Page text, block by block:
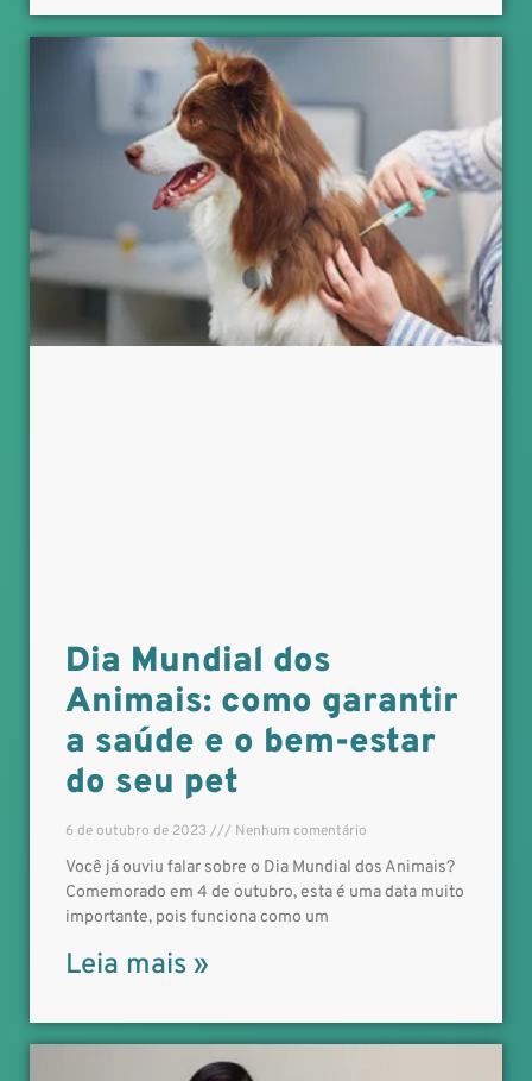
Dia Mundial dos
Animais: como garantir
a saúde e o bem-estar
do seu pet
6 de outubro de 2023 Nenhum comentário
Você já ouviu falar sobre o Dia Mundial dos Animais?
Comemorado em 4 de outubro, esta é uma data muito
importante, pois funciona como um
Leia mais »